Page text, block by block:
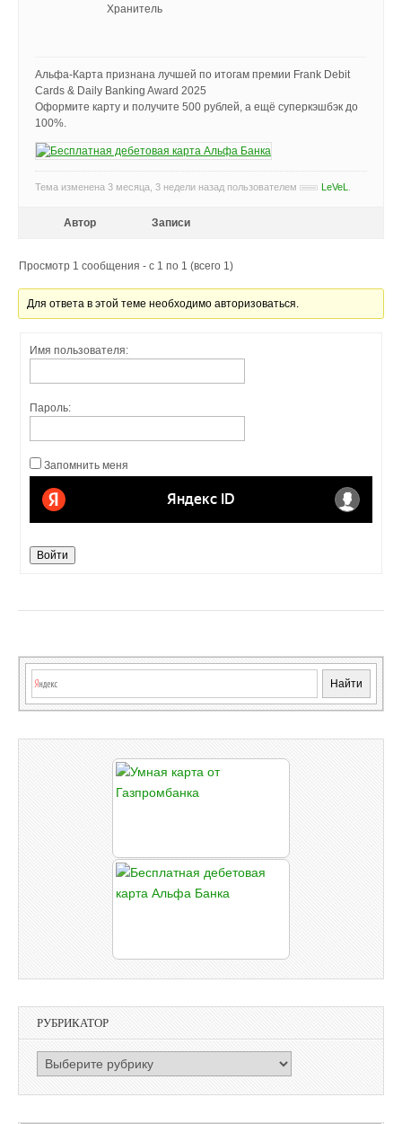
Хранитель
Альфа‑Карта признана лучшей по итогам премии Frank Debit
Cards & Daily Banking Award 2025
Оформите карту и получите 500 рублей, а ещё суперкэшбэк до
100%.
Тема изменена 3 месяца, 3 недели назад пользователем LeVeL
Автор Записи
Просмотр 1 сообщения - с 1 по 1 (всего 1)
Для ответа в этой теме необходимо авторизоваться.
Имя пользователя:
Пароль:
Запомнить меня
Войти
РУБРИКАТОР
РУБРИКАТОР